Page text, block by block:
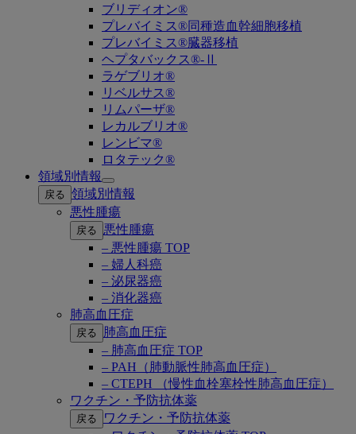
ブリディオン®
プレバイミス®同種造血幹細胞移植
プレバイミス®臓器移植
ヘプタバックス®-Ⅱ
ラゲブリオ®
リベルサス®
リムパーザ®
レカルブリオ®
レンビマ®
ロタテック®
領域別情報
Open
submenu
戻る 領域別情報
悪性腫瘍
戻る
悪性腫瘍
– 悪性腫瘍 TOP
– 婦人科癌
– 泌尿器癌
– 消化器癌
肺高血圧症
戻る
肺高血圧症
– 肺高血圧症 TOP
– PAH（肺動脈性肺高血圧症）
– CTEPH （慢性血栓塞栓性肺高血圧症）
ワクチン・予防抗体薬
戻る
ワクチン・予防抗体薬